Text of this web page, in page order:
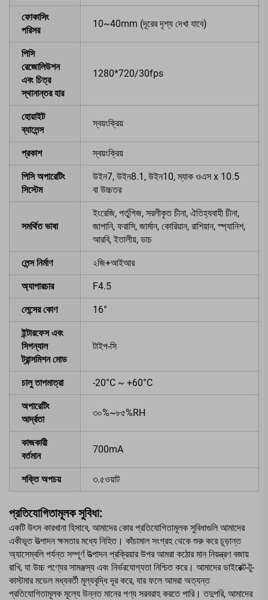
ফোকাসিং
পরিসর
10~40mm (দূরের দৃশ্য দেখা যাবে)
পিসি
রেজোলিউশন
এবং চিত্র
স্থানান্তর হার
1280*720/30fps
হোয়াইট
ব্যালেন্স
স্বয়ংক্রিয়
প্রকাশ স্বয়ংক্রিয়
পিসি অপারেটিং
সিস্টেম
উইন7, উইন8.1, উইন10, ম্যাক ওএস x 10.5
বা উচ্চতর
সমর্থিত ভাষা
ইংরেজি, পর্তুগিজ, সরলীকৃত চীনা, ঐতিহ্যবাহী চীনা,
জাপানি, ফরাসি, জার্মান, কোরিয়ান, রাশিয়ান, স্প্যানিশ,
আরবি, ইতালীয়, ডাচ
লেন্স নির্মাণ ২জি+আইআর
অ্যাপারচার F4.5
লেন্সের কোণ 16°
ইন্টারফেস এবং
সিগন্যাল
ট্রান্সমিশন মোড
টাইপ-সি
চালু তাপমাত্রা -20°C ~ +60°C
অপারেটিং
আর্দ্রতা
৩০%~৮৫%RH
কাজকারী
বর্তমান
700mA
শক্তি অপচয় ৩.৫ওয়াট
প্রতিযোগিতামূলক সুবিধা:
একটি উৎস কারখানা হিসাবে, আমাদের কোর প্রতিযোগিতামূলক সুবিধাগুলি আমাদের
একীভূত উত্পাদন ক্ষমতার মধ্যে নিহিত। কাঁচামাল সংগ্রহ থেকে শুরু করে চূড়ান্ত
অ্যাসেম্বলি পর্যন্ত সম্পূর্ণ উত্পাদন প্রক্রিয়ার উপর আমরা কঠোর মান নিয়ন্ত্রণ বজায়
রাখি, যা উচ্চ পণ্যের সামঞ্জস্য এবং নির্ভরযোগ্যতা নিশ্চিত করে। আমাদের ডাইরেক্ট-টু-
কাস্টমার মডেল মধ্যবর্তী মূল্যবৃদ্ধি দূর করে, যার ফলে আমরা অত্যন্ত
প্রতিযোগিতামূলক মূল্যে উন্নত মানের পণ্য সরবরাহ করতে পারি। তদুপরি, আমাদের